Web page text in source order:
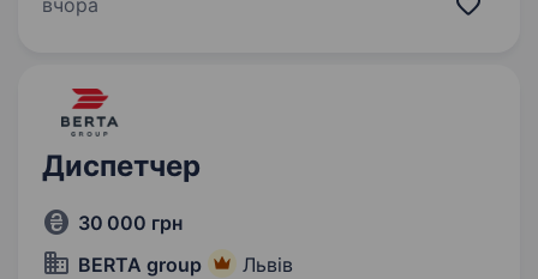
вчора
Диспетчер
30 000 грн
BERTA group
Львів